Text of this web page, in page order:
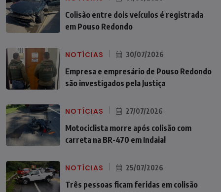
Colisão entre dois veículos é registrada
em Pouso Redondo
NOTÍCIAS 30/07/2026
Empresa e empresário de Pouso Redondo
são investigados pela Justiça
NOTÍCIAS 27/07/2026
Motociclista morre após colisão com
carreta na BR-470 em Indaial
NOTÍCIAS 25/07/2026
Três pessoas ficam feridas em colisão